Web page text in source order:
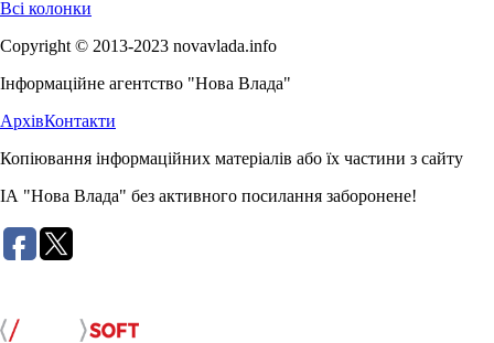
Всі колонки
Copyright © 2013-2023 novavlada.info
Інформаційне агентство "Нова Влада"
АрхівКонтакти
Копіювання інформаційних матеріалів або їх частини з сайту
ІА "Нова Влада" без активного посилання заборонене!